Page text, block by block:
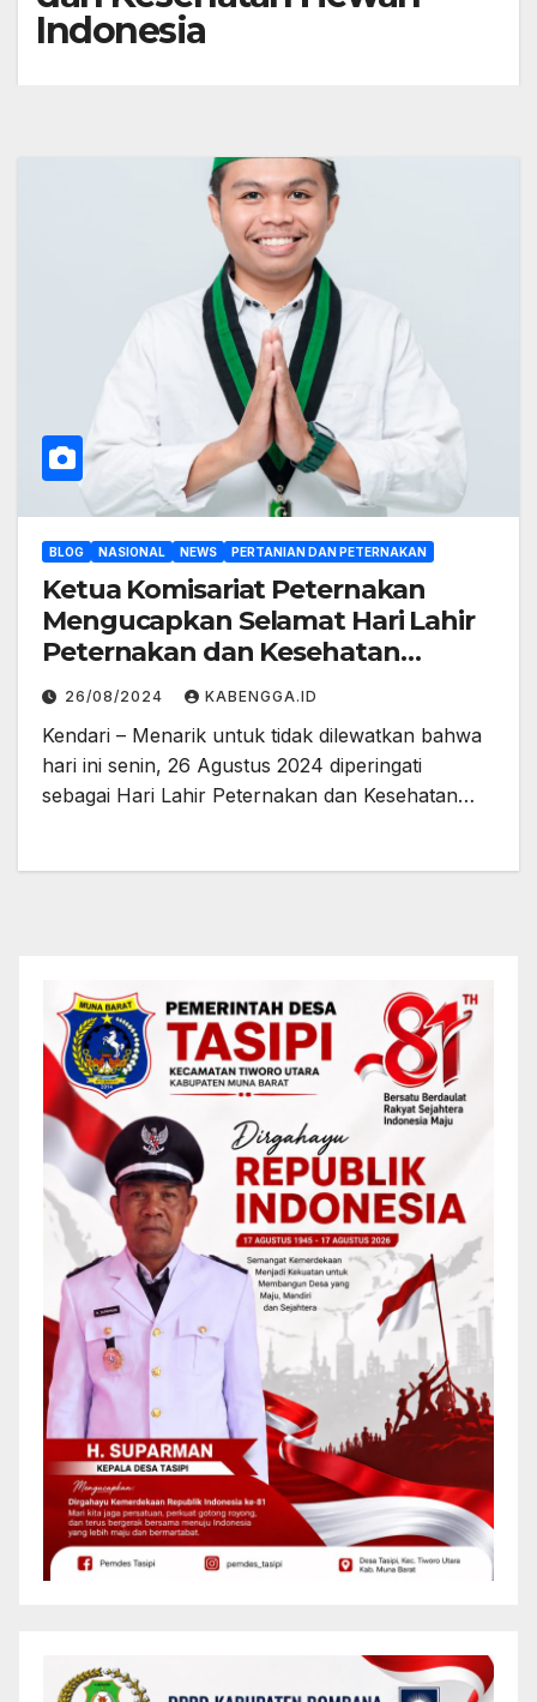
Indonesia
BLOG NASIONAL NEWS PERTANIAN DAN PETERNAKAN
Ketua Komisariat Peternakan
Mengucapkan Selamat Hari Lahir
Peternakan dan Kesehatan
Hewan Indonesia
26/08/2024 KABENGGA.ID
Kendari – Menarik untuk tidak dilewatkan bahwa
hari ini senin, 26 Agustus 2024 diperingati
sebagai Hari Lahir Peternakan dan Kesehatan…